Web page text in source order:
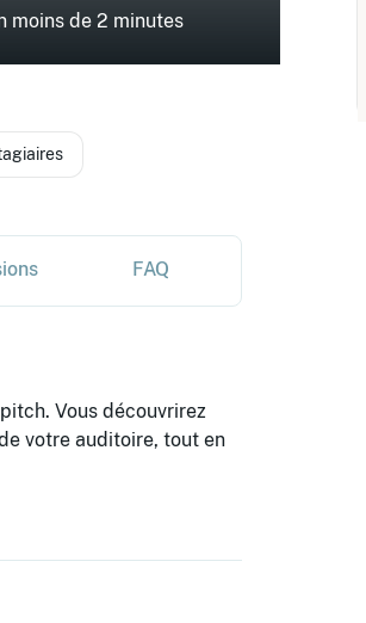
moins de 2 minutes
FAQ
Vous découvrirez
votre auditoire, tout en